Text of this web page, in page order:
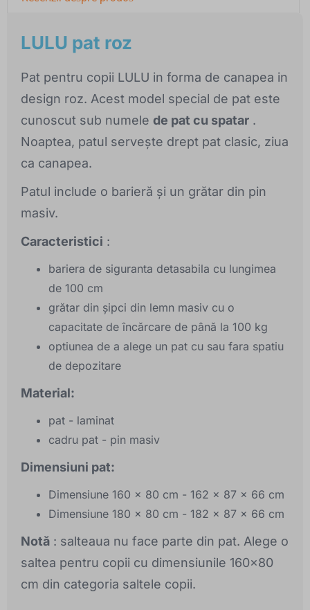
LULU pat roz
Pat pentru copii LULU in forma de canapea in
design roz. Acest model special de pat este
cunoscut sub numele de pat cu spatar .
Noaptea, patul servește drept pat clasic, ziua
ca canapea.
Patul include o barieră și un grătar din pin
masiv.
Caracteristici :
bariera de siguranta detasabila cu lungimea
de 100 cm
grătar din șipci din lemn masiv cu o
capacitate de încărcare de până la 100 kg
optiunea de a alege un pat cu sau fara spatiu
de depozitare
Material:
pat - laminat
cadru pat - pin masiv
Dimensiuni pat:
Dimensiune 160 x 80 cm - 162 x 87 x 66 cm
Dimensiune 180 x 80 cm - 182 x 87 x 66 cm
Notă : salteaua nu face parte din pat. Alege o
saltea pentru copii cu dimensiunile 160x80
cm din categoria saltele copii.